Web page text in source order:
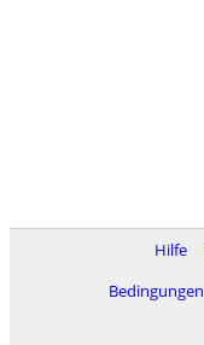
Hilfe
Bedingungen